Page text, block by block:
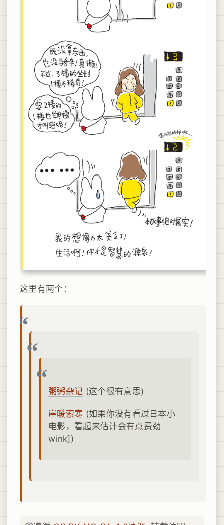
这里有两个：
粥粥杂记 (这个很有意思)
崖暖索寒 (如果你没有看过日本小
电影，看起来估计会有点费劲
wink])